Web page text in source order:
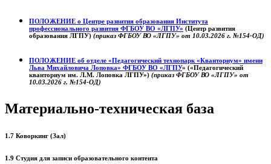
ПОЛОЖЕНИЕ о Центре развития образования Института
профессионального развития ФГБОУ ВО «ЛГПУ» (Центр развития
образования ЛГПУ) (приказ ФГБОУ ВО «ЛГПУ» от 10.03.2026 г. №154-ОД)
ПОЛОЖЕНИЕ об отделе «Педагогический технопарк «Кванториум» имени
Льва Михайловича Лоповка» ФГБОУ ВО «ЛГПУ» («Педагогический
кванториум им. Л.М. Лоповка ЛГПУ») (приказ ФГБОУ ВО «ЛГПУ» от
10.03.2026 г. №154-ОД)
Материально-техническая база
1.7 Коворкинг (Зал)
1.9 Студия для записи образовательного контента